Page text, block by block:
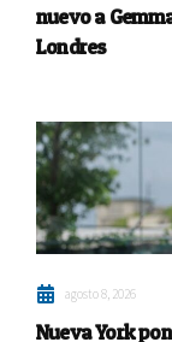
nuevo a
Londres
agosto 8, 2026
Nueva York